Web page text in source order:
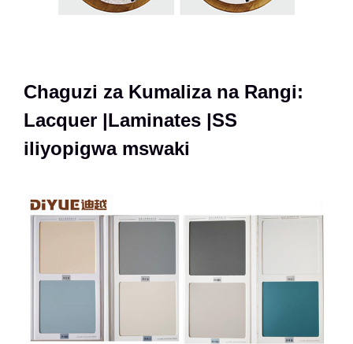
Chaguzi za Kumaliza na Rangi:
Lacquer |Laminates |SS
iliyopigwa mswaki